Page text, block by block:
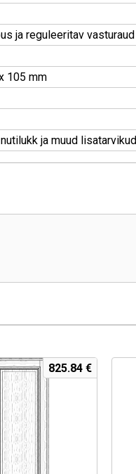
ja reguleeritav vasturaud
105 mm
ja muud lisatarvikud
825.84 €